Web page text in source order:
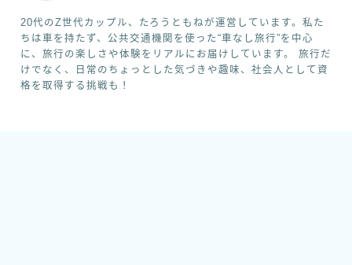
20代のZ世代カップル、たろうともねが運営しています。私た
ちは車を持たず、公共交通機関を使った“車なし旅行”を中心
に、旅行の楽しさや体験をリアルにお届けしています。 旅行だ
けでなく、日常のちょっとした気づきや趣味、社会人として資
格を取得する挑戦も！